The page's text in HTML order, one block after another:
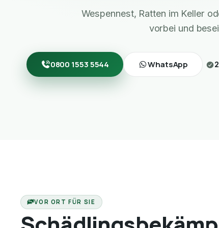
Wespennest, Ratten im Keller
vorbei und
0800 1553 5544 WhatsApp
VOR ORT FÜR SIE